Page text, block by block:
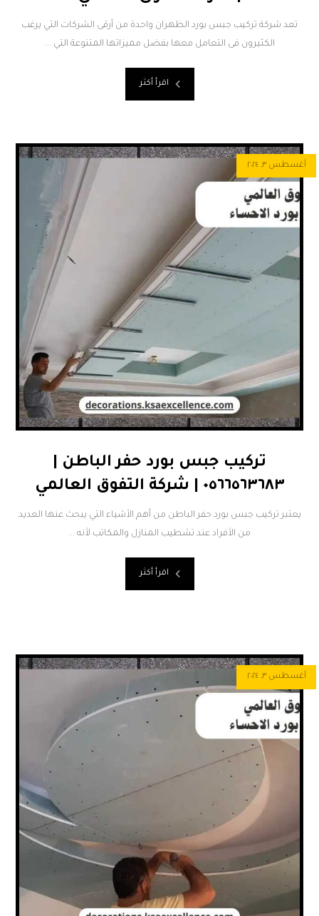
تعد شركة تركيب جبس بورد الظهران واحدة من أرقى الشركات التي يرغب
الكثيرون فى التعامل معها بفضل مميزاتها المتنوعة التي ...
اقرأ أكثر
تركيب جبس بورد حفر الباطن |
٠٥٦٦٥٦٣٦٨٣ | شركة التفوق العالمي
أغسطس ٣, ٢٠٢٤
يعتبر تركيب جبس بورد حفر الباطن من أهم الأشياء التي يبحث عنها العديد
من الأفراد عند تشطيب المنازل والمكاتب لأنه ...
اقرأ أكثر
أغسطس ٣, ٢٠٢٤